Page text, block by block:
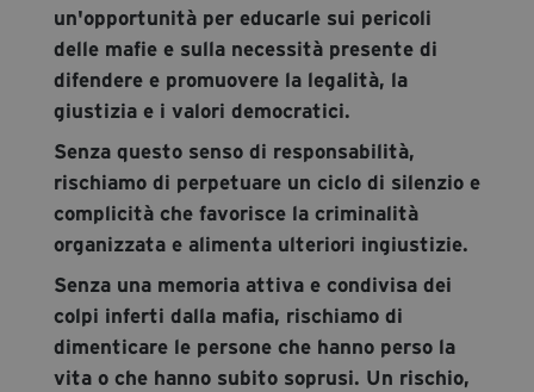
un'opportunità per educarle sui pericoli
delle mafie e sulla necessità presente di
difendere e promuovere la legalità, la
giustizia e i valori democratici.
Senza questo senso di responsabilità,
rischiamo di perpetuare un ciclo di silenzio e
complicità che favorisce la criminalità
organizzata e alimenta ulteriori ingiustizie.
Senza una memoria attiva e condivisa dei
colpi inferti dalla mafia, rischiamo di
dimenticare le persone che hanno perso la
vita o che hanno subito soprusi. Un rischio,